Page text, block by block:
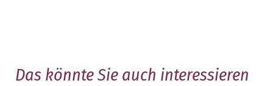
Das könnte Sie auch interessieren